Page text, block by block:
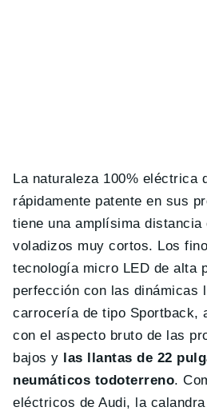
La naturaleza 100% eléctrica
rápidamente patente en sus
tiene una amplísima distancia
voladizos muy cortos. Los
tecnología micro LED de alta
perfección con las dinámicas
carrocería de tipo Sportback,
con el aspecto bruto de las
bajos y las llantas de 22
neumáticos todoterreno.
eléctricos de Audi, la